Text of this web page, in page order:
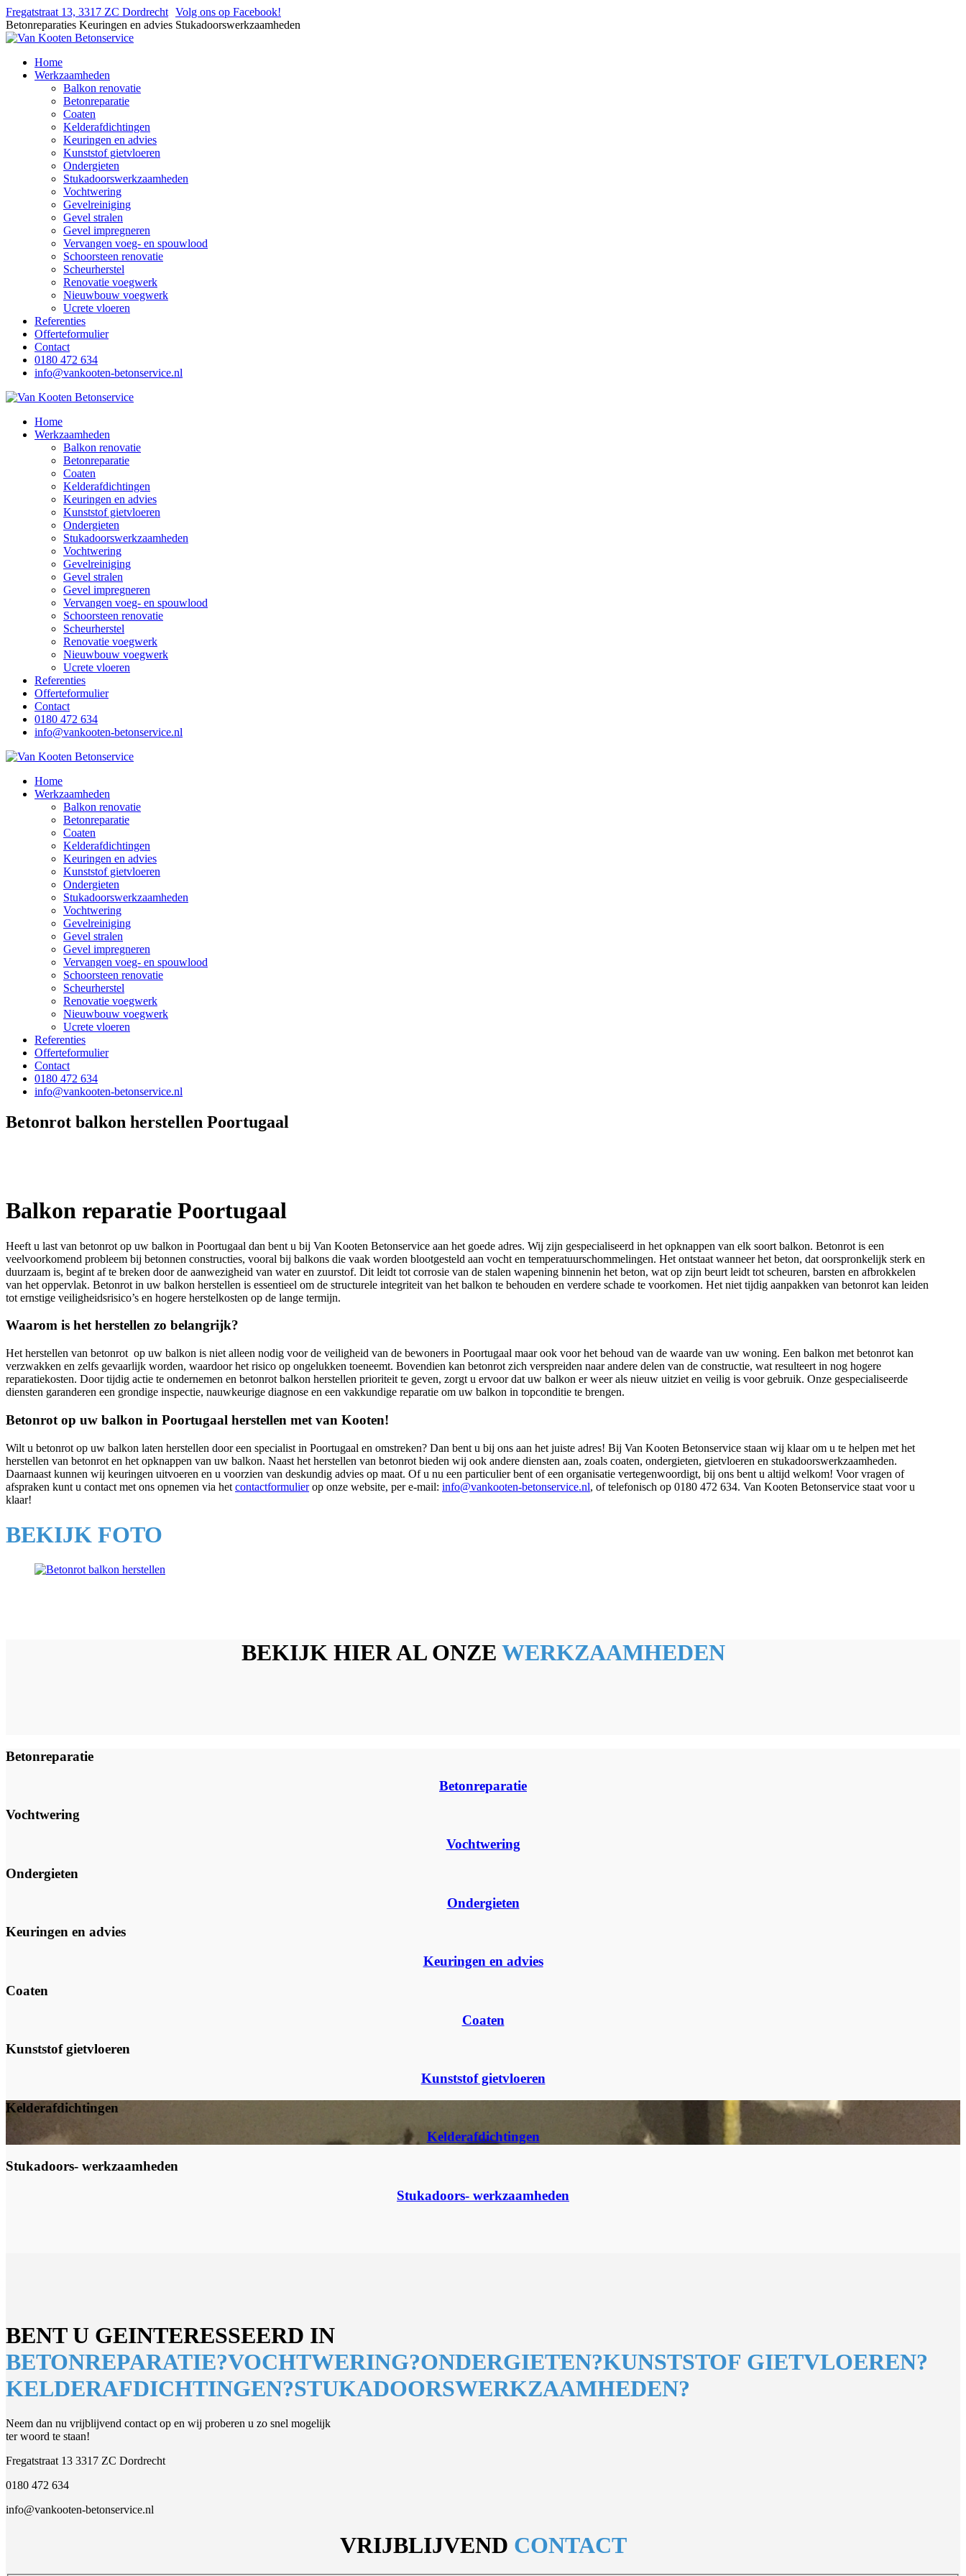
Fregatstraat 13, 3317 ZC Dordrecht Volg ons op Facebook!
Betonreparaties Keuringen en advies Stukadoorswerkzaamheden
Home
Werkzaamheden
Balkon renovatie
Betonreparatie
Coaten
Kelderafdichtingen
Keuringen en advies
Kunststof gietvloeren
Ondergieten
Stukadoorswerkzaamheden
Vochtwering
Gevelreiniging
Gevel stralen
Gevel impregneren
Vervangen voeg- en spouwlood
Schoorsteen renovatie
Scheurherstel
Renovatie voegwerk
Nieuwbouw voegwerk
Ucrete vloeren
Referenties
Offerteformulier
Contact
0180 472 634
info@vankooten-betonservice.nl
Home
Werkzaamheden
Balkon renovatie
Betonreparatie
Coaten
Kelderafdichtingen
Keuringen en advies
Kunststof gietvloeren
Ondergieten
Stukadoorswerkzaamheden
Vochtwering
Gevelreiniging
Gevel stralen
Gevel impregneren
Vervangen voeg- en spouwlood
Schoorsteen renovatie
Scheurherstel
Renovatie voegwerk
Nieuwbouw voegwerk
Ucrete vloeren
Referenties
Offerteformulier
Contact
0180 472 634
info@vankooten-betonservice.nl
Home
Werkzaamheden
Balkon renovatie
Betonreparatie
Coaten
Kelderafdichtingen
Keuringen en advies
Kunststof gietvloeren
Ondergieten
Stukadoorswerkzaamheden
Vochtwering
Gevelreiniging
Gevel stralen
Gevel impregneren
Vervangen voeg- en spouwlood
Schoorsteen renovatie
Scheurherstel
Renovatie voegwerk
Nieuwbouw voegwerk
Ucrete vloeren
Referenties
Offerteformulier
Contact
0180 472 634
info@vankooten-betonservice.nl
Betonrot balkon herstellen Poortugaal
Balkon reparatie Poortugaal
Heeft u last van betonrot op uw balkon in Poortugaal dan bent u bij Van Kooten Betonservice aan het goede adres. Wij zijn gespecialiseerd in het opknappen van elk soort balkon. Betonrot is een
veelvoorkomend probleem bij betonnen constructies, vooral bij balkons die vaak worden blootgesteld aan vocht en temperatuurschommelingen. Het ontstaat wanneer het beton, dat oorspronkelijk sterk en
duurzaam is, begint af te breken door de aanwezigheid van water en zuurstof. Dit leidt tot corrosie van de stalen wapening binnenin het beton, wat op zijn beurt leidt tot scheuren, barsten en afbrokkelen
van het oppervlak. Betonrot in uw balkon herstellen is essentieel om de structurele integriteit van het balkon te behouden en verdere schade te voorkomen. Het niet tijdig aanpakken van betonrot kan leiden
tot ernstige veiligheidsrisico’s en hogere herstelkosten op de lange termijn.
Waarom is het herstellen zo belangrijk?
Het herstellen van betonrot op uw balkon is niet alleen nodig voor de veiligheid van de bewoners in Poortugaal maar ook voor het behoud van de waarde van uw woning. Een balkon met betonrot kan
verzwakken en zelfs gevaarlijk worden, waardoor het risico op ongelukken toeneemt. Bovendien kan betonrot zich verspreiden naar andere delen van de constructie, wat resulteert in nog hogere
reparatiekosten. Door tijdig actie te ondernemen en betonrot balkon herstellen prioriteit te geven, zorgt u ervoor dat uw balkon er weer als nieuw uitziet en veilig is voor gebruik. Onze gespecialiseerde
diensten garanderen een grondige inspectie, nauwkeurige diagnose en een vakkundige reparatie om uw balkon in topconditie te brengen.
Betonrot op uw balkon in Poortugaal herstellen met van Kooten!
Wilt u betonrot op uw balkon laten herstellen door een specialist in Poortugaal en omstreken? Dan bent u bij ons aan het juiste adres! Bij Van Kooten Betonservice staan wij klaar om u te helpen met het
herstellen van betonrot en het opknappen van uw balkon. Naast het herstellen van betonrot bieden wij ook andere diensten aan, zoals coaten, ondergieten, gietvloeren en stukadoorswerkzaamheden.
Daarnaast kunnen wij keuringen uitvoeren en u voorzien van deskundig advies op maat. Of u nu een particulier bent of een organisatie vertegenwoordigt, bij ons bent u altijd welkom! Voor vragen of
afspraken kunt u contact met ons opnemen via het contactformulierop onze website, per e-mail: info@vankooten-betonservice.nl, of telefonisch op 0180 472 634. Van Kooten Betonservice staat voor u
klaar!
BEKIJK FOTO
BEKIJK HIER AL ONZE WERKZAAMHEDEN
Betonreparatie
Betonreparatie
Vochtwering
Vochtwering
Ondergieten
Ondergieten
Keuringen en advies
Keuringen en advies
Coaten
Coaten
Kunststof gietvloeren
Kunststof gietvloeren
Kelderafdichtingen
Kelderafdichtingen
Stukadoors- werkzaamheden
Stukadoors- werkzaamheden
BENT U GEINTERESSEERD IN
BETONREPARATIE?VOCHTWERING?ONDERGIETEN?KUNSTSTOF GIETVLOEREN?
KELDERAFDICHTINGEN?STUKADOORSWERKZAAMHEDEN?
Neem dan nu vrijblijvend contact op en wij proberen u zo snel mogelijk
ter woord te staan!
Fregatstraat 13 3317 ZC Dordrecht
0180 472 634
info@vankooten-betonservice.nl
VRIJBLIJVEND CONTACT